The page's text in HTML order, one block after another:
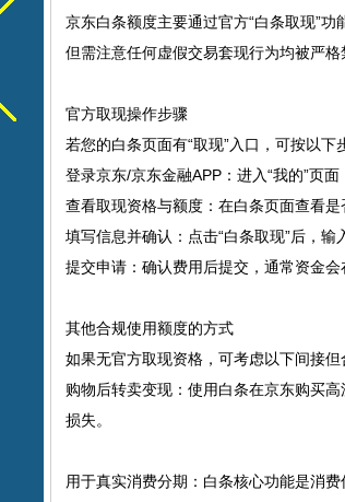
京东白条额度主要通过官方“白条取现”
但需注意任何虚假交易套现行为均被严格
官方取现操作步骤
若您的白条页面有“取现”入口，可按以下
登录京东/京东金融APP‌：进入“我的”页面
查看取现资格与额度‌：在白条页面查看是
填写信息并确认‌：点击“白条取现”后，
提交申请‌：确认费用后提交，通常资金会
其他合规使用额度的方式
如果无官方取现资格，可考虑以下间接但
购物后转卖变现‌：使用白条在京东购买
损失。‌‌
用于真实消费分期‌：白条核心功能是消